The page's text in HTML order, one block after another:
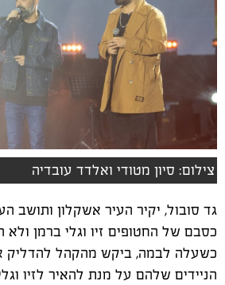
צילום: סיון מטודי ואלדד עובדיה
גד סובול, יקיר העיר אשקלון ותושב
כסבם של החטופים זיו וגלי ברמן ולא
כשעלה לבמה, ביקש מהקהל להדליק
הניידים שלהם על מנת להאיר לזיו